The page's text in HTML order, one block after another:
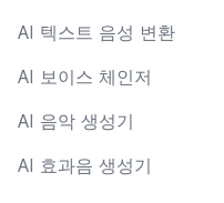
AI 텍스트 음성 변환
AI 보이스 체인저
AI 음악 생성기
AI 효과음 생성기